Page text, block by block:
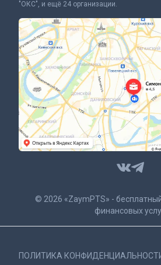
"ОКС", и ещё 24 организации.
© 2026 «ZaymPTS» -
финансовых
ПОЛИТИКА